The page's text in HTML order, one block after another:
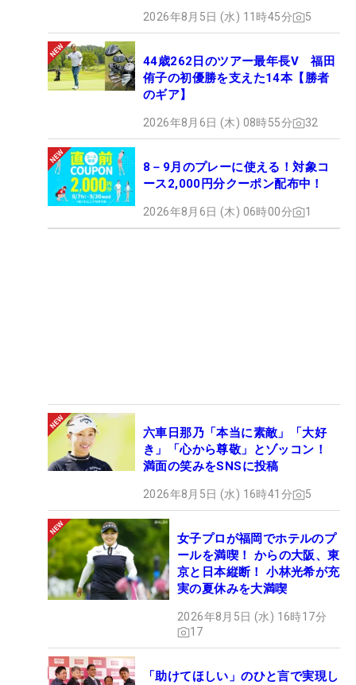
2026年8月5日 (水) 11時45分 5
44歳262日のツアー最年長V 福田
侑子の初優勝を支えた14本【勝者
のギア】
2026年8月6日 (木) 08時55分 32
8－9月のプレーに使える！対象コ
ース2,000円分クーポン配布中！
2026年8月6日 (木) 06時00分 1
六車日那乃「本当に素敵」「大好
き」「心から尊敬」とゾッコン！
満面の笑みをSNSに投稿
2026年8月5日 (水) 16時41分 5
女子プロが福岡でホテルのプ
ールを満喫！ からの大阪、東
京と日本縦断！ 小林光希が充
実の夏休みを大満喫
2026年8月5日 (水) 16時17分
17
「助けてほしい」のひと言で実現し